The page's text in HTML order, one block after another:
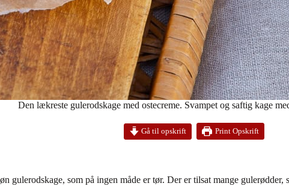
Den lækreste gulerodskage med ostecreme. Svampet og saftig kage
Gå til opskrift Print Opskrift
gulerodskage, som på ingen måde er tør. Der er tilsat mange